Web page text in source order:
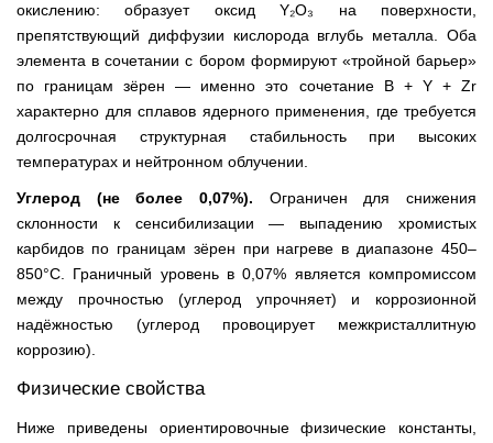
окислению: образует оксид Y₂O₃ на поверхности,
препятствующий диффузии кислорода вглубь металла. Оба
элемента в сочетании с бором формируют «тройной барьер»
по границам зёрен — именно это сочетание B + Y + Zr
характерно для сплавов ядерного применения, где требуется
долгосрочная структурная стабильность при высоких
температурах и нейтронном облучении.
Углерод (не более 0,07%). Ограничен для снижения
склонности к сенсибилизации — выпадению хромистых
карбидов по границам зёрен при нагреве в диапазоне 450–
850°C. Граничный уровень в 0,07% является компромиссом
между прочностью (углерод упрочняет) и коррозионной
надёжностью (углерод провоцирует межкристаллитную
коррозию).
Физические свойства
Ниже приведены ориентировочные физические константы,